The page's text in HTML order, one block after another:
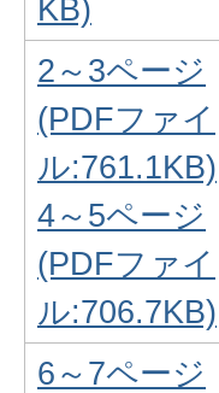
KB)
2～3ページ
(PDFファイ
ル:761.1KB)
4～5ページ
(PDFファイ
ル:706.7KB)
6～7ページ